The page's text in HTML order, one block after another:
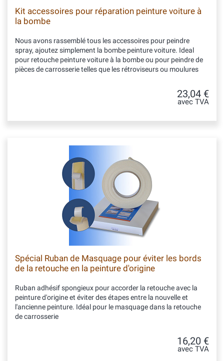
Kit accessoires pour réparation peinture voiture à
la bombe
Nous avons rassemblé tous les accessoires pour peindre
spray, ajoutez simplement la bombe peinture voiture. Ideal
pour retouche peinture voiture à la bombe ou pour peindre de
pièces de carrosserie telles que les rétroviseurs ou moulures
23,04 €
avec TVA
Spécial Ruban de Masquage pour éviter les bords
de la retouche en la peinture d'origine
Ruban adhésif spongieux pour accorder la retouche avec la
peinture d'origine et éviter des étapes entre la nouvelle et
l'ancienne peinture. Idéal pour le masquage dans la retouche
de carrosserie
16,20 €
avec TVA